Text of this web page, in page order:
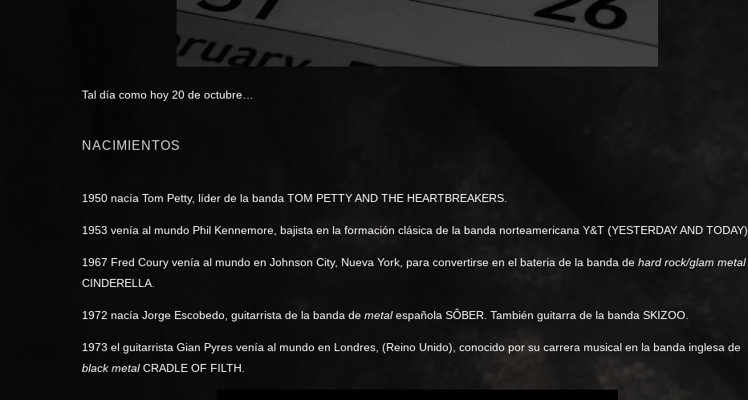
Tal día como hoy 20 de octubre…
NACIMIENTOS
1950 nacía Tom Petty, líder de la banda TOM PETTY AND THE HEARTBREAKERS.
1953 venía al mundo Phil Kennemore, bajista en la formación clásica de la banda norteamericana Y&T (YESTERDAY AND TODAY).
1967 Fred Coury venía al mundo en Johnson City, Nueva York, para convertirse en el bateria de la banda de hard rock/glam metal
CINDERELLA.
1972 nacía Jorge Escobedo, guitarrista de la banda de metalespañola SÔBER. También guitarra de la banda SKIZOO.
1973 el guitarrista Gian Pyres venía al mundo en Londres, (Reino Unido), conocido por su carrera musical en la banda inglesa de
black metalCRADLE OF FILTH.